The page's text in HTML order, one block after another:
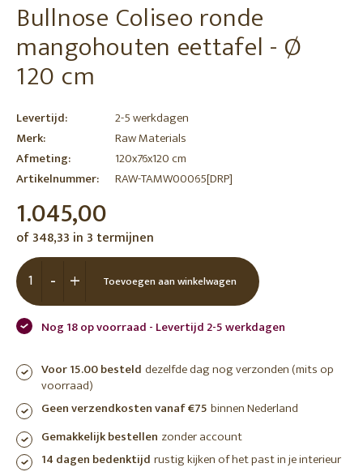
Bullnose Coliseo ronde
mangohouten eettafel - Ø
120 cm
Levertijd:
2-5 werkdagen
Merk:
Raw Materials
Afmeting:
120x76x120 cm
Artikelnummer:
RAW-TAMW00065[DRP]
1.045,00
of 348,33 in 3 termijnen
+
- Toevoegen aan winkelwagen
Nog 18 op voorraad - Levertijd 2-5 werkdagen
Voor 15.00 besteld dezelfde dag nog verzonden (mits op
voorraad)
Geen verzendkosten vanaf €75 binnen Nederland
Gemakkelijk bestellen zonder account
14 dagen bedenktijd rustig kijken of het past in je interieur